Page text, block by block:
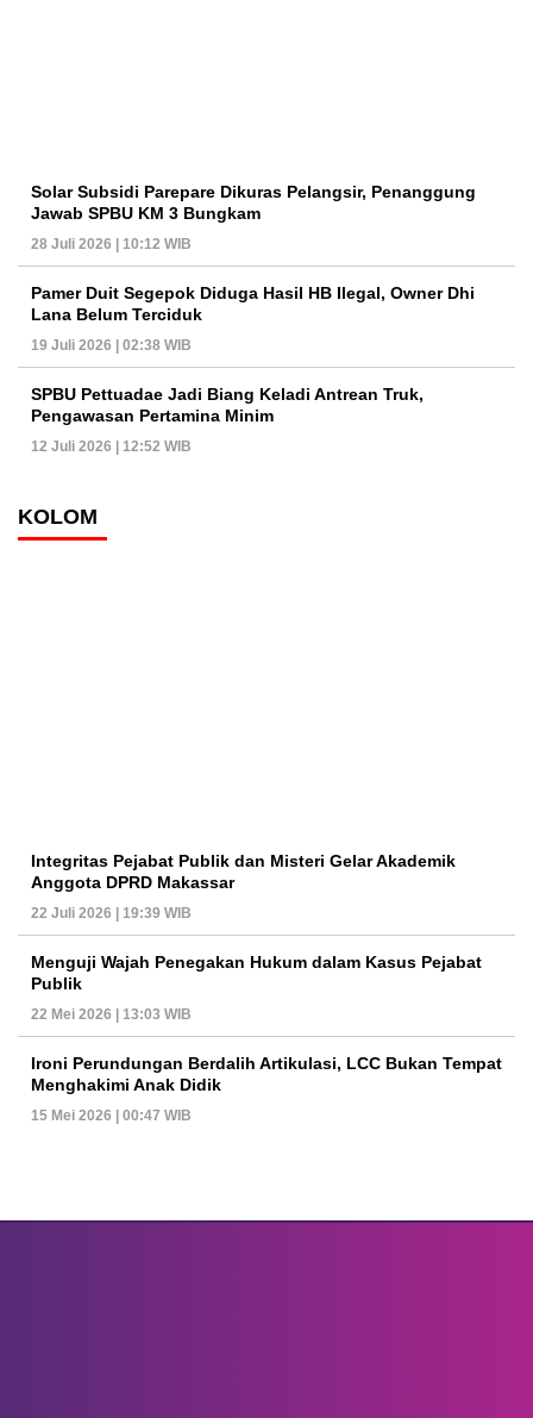
Solar Subsidi Parepare Dikuras Pelangsir, Penanggung
Jawab SPBU KM 3 Bungkam
28 Juli 2026 | 10:12 WIB
Pamer Duit Segepok Diduga Hasil HB Ilegal, Owner Dhi
Lana Belum Terciduk
19 Juli 2026 | 02:38 WIB
SPBU Pettuadae Jadi Biang Keladi Antrean Truk,
Pengawasan Pertamina Minim
12 Juli 2026 | 12:52 WIB
KOLOM
Integritas Pejabat Publik dan Misteri Gelar Akademik
Anggota DPRD Makassar
22 Juli 2026 | 19:39 WIB
Menguji Wajah Penegakan Hukum dalam Kasus Pejabat
Publik
22 Mei 2026 | 13:03 WIB
Ironi Perundungan Berdalih Artikulasi, LCC Bukan Tempat
Menghakimi Anak Didik
15 Mei 2026 | 00:47 WIB